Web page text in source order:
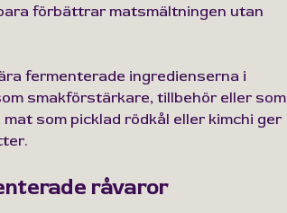
förbättrar matsmältningen utan
fermenterade ingredienserna i
smakförstärkare, tillbehör eller som
som picklad rödkål eller kimchi ger
råvaror